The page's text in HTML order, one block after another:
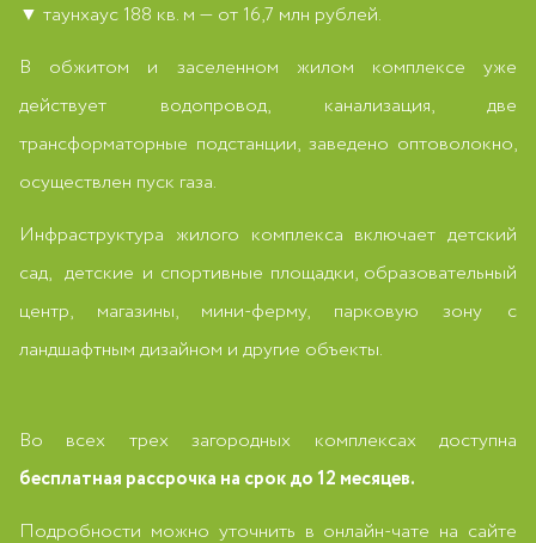
▼ таунхаус 188 кв. м — от 16,7 млн рублей.
В обжитом и заселенном жилом комплексе уже
действует водопровод, канализация, две
трансформаторные подстанции, заведено оптоволокно,
осуществлен пуск газа.
Инфраструктура жилого комплекса включает детский
сад, детские и спортивные площадки, образовательный
центр, магазины, мини-ферму, парковую зону с
ландшафтным дизайном и другие объекты.
Во всех трех загородных комплексах доступна
бесплатная рассрочка на срок до 12 месяцев.
Подробности можно уточнить в онлайн-чате на сайте